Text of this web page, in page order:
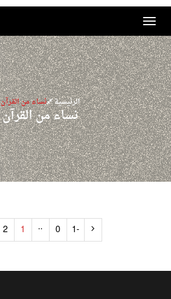
Toggle
navigation
الرئيسية نساء من القرآن
نساء من القرآن
-1
0
..
1
2